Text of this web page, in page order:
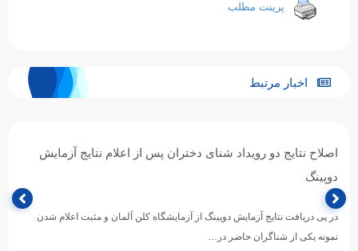
پرینت مطلب
اخبار مرتبط
اصلاح نتایج دو رویداد شنای دختران پس از اعلام نتایج آزمایش
دوپینگ
در پی دریافت نتایج آزمایش دوپینگ از آزمایشگاه کلن آلمان و مثبت اعلام شدن
نمونه یکی از شناگران حاضر در…